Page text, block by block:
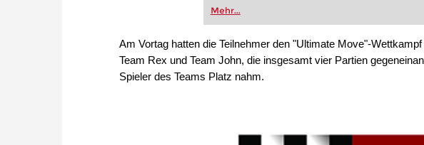
Mehr...
Am Vortag hatten die Teilnehmer den "Ultimate Move"-
Team Rex und Team John, die insgesamt vier Partien
Spieler des Teams Platz nahm.